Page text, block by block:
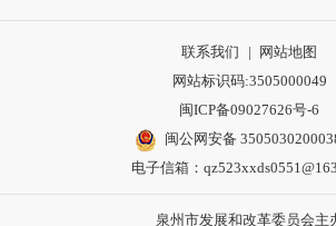
联系我们 |
网站地图
网站标识码:3505000049
闽ICP备09027626号-6
闽公网安备
电子信箱：
泉州市发展和改革委员会主